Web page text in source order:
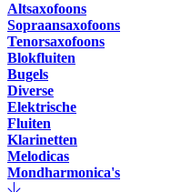
Altsaxofoons
Sopraansaxofoons
Tenorsaxofoons
Blokfluiten
Bugels
Diverse
Elektrische
Fluiten
Klarinetten
Melodicas
Mondharmonica's